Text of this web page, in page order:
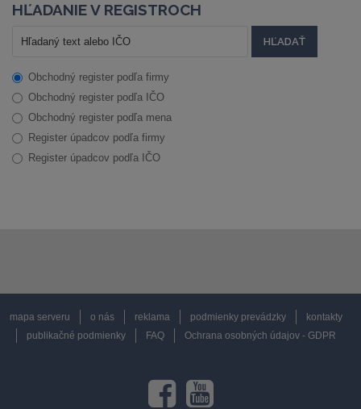
HĽADANIE V REGISTROCH
Obchodný register podľa firmy
Obchodný register podľa IČO
Obchodný register podľa mena
Register úpadcov podľa firmy
Register úpadcov podľa IČO
mapa serveru o nás reklama podmienky prevádzky
kontakty
publikačné podmienky
FAQ Ochrana osobných údajov - GDPR